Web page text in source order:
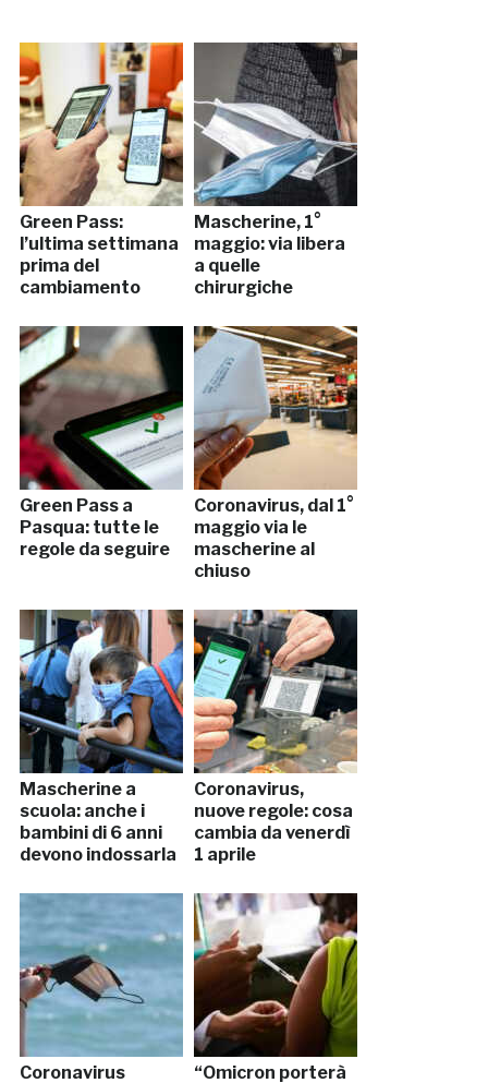
Green Pass:
l’ultima settimana
prima del
cambiamento
Mascherine, 1°
maggio: via libera
a quelle
chirurgiche
Green Pass a
Pasqua: tutte le
regole da seguire
Coronavirus, dal 1°
maggio via le
mascherine al
chiuso
Mascherine a
scuola: anche i
bambini di 6 anni
devono indossarla
Coronavirus,
nuove regole: cosa
cambia da venerdì
1 aprile
Coronavirus
“Omicron porterà